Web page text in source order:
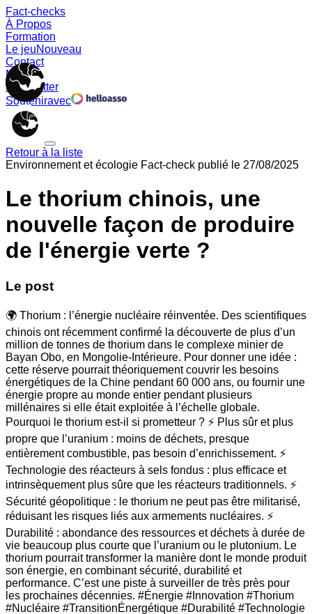
Fact-checks
À Propos
Formation
Le jeuNouveau
Contact
Memes
Newsletter
Souteniravec
Retour à la liste
Environnement et écologie Fact-check publié le 27/08/2025
Le thorium chinois, une
nouvelle façon de produire
de l'énergie verte ?
Le post
🌍 Thorium : l’énergie nucléaire réinventée. Des scientifiques
chinois ont récemment confirmé la découverte de plus d’un
million de tonnes de thorium dans le complexe minier de
Bayan Obo, en Mongolie-Intérieure. Pour donner une idée :
cette réserve pourrait théoriquement couvrir les besoins
énergétiques de la Chine pendant 60 000 ans, ou fournir une
énergie propre au monde entier pendant plusieurs
millénaires si elle était exploitée à l’échelle globale.
Pourquoi le thorium est-il si prometteur ? ⚡ Plus sûr et plus
propre que l’uranium : moins de déchets, presque
entièrement combustible, pas besoin d’enrichissement. ⚡
Technologie des réacteurs à sels fondus : plus efficace et
intrinsèquement plus sûre que les réacteurs traditionnels. ⚡
Sécurité géopolitique : le thorium ne peut pas être militarisé,
réduisant les risques liés aux armements nucléaires. ⚡
Durabilité : abondance des ressources et déchets à durée de
vie beaucoup plus courte que l’uranium ou le plutonium. Le
thorium pourrait transformer la manière dont le monde produit
son énergie, en combinant sécurité, durabilité et
performance. C’est une piste à surveiller de très près pour
les prochaines décennies. #Énergie #Innovation #Thorium
#Nucléaire #TransitionÉnergétique #Durabilité #Technologie